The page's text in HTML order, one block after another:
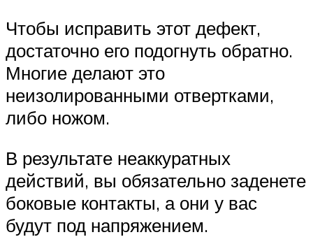
Чтобы исправить этот дефект,
достаточно его подогнуть обратно.
Многие делают это
неизолированными отвертками,
либо ножом.
В результате неаккуратных
действий, вы обязательно заденете
боковые контакты, а они у вас
будут под напряжением.